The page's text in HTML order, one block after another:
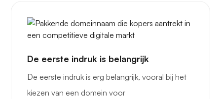
De eerste indruk is belangrijk
De eerste indruk is erg belangrijk, vooral bij het
kiezen van een domein voor